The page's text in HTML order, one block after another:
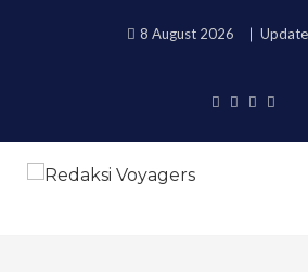
8 August 2026